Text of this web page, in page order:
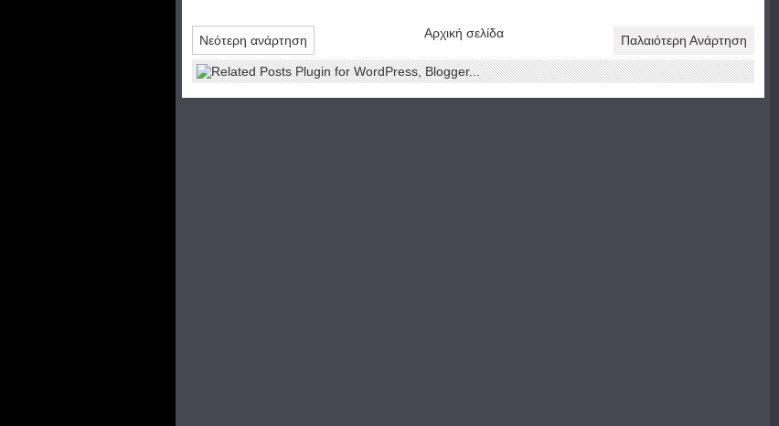
Νεότερη ανάρτηση Παλαιότερη Ανάρτηση
Αρχική σελίδα